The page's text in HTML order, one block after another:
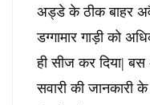
अड्डे के ठीक बाहर
डग्गामार गाड़ी को
ही सीज कर दिया|
सवारी की जानकारी